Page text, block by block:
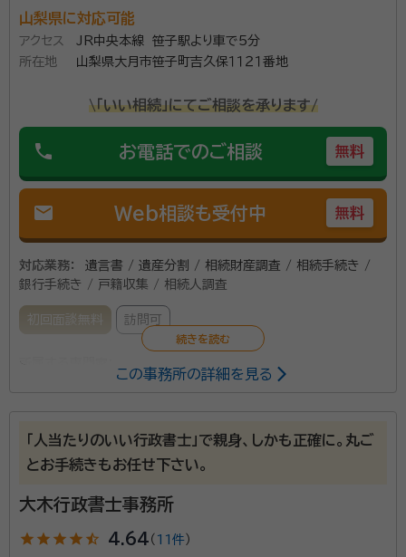
山梨県に対応可能
アクセス
JR中央本線 笹子駅より車で5分
所在地
山梨県大月市笹子町吉久保１１２１番地
\「いい相続」にてご相談を承ります/
phone お電話でのご相談 無料
mail Web相談も受付中 無料
対応業務：
遺言書 / 遺産分割 / 相続財産調査 / 相続手続き /
銀行手続き / 戸籍収集 / 相続人調査
初回面談無料 訪問可
遺産分割協議書の作成や戸籍収集など、煩雑な相続手
続きのお手伝いをいたします。お気軽にご相談くださ
い。
資格等：行政書士
この事務所の詳細を見る
「人当たりのいい行政書士」で親身、しかも正確に。丸ご
とお手続きもお任せ下さい。
大木行政書士事務所
star star star star star_half 4.64 （ 11件）